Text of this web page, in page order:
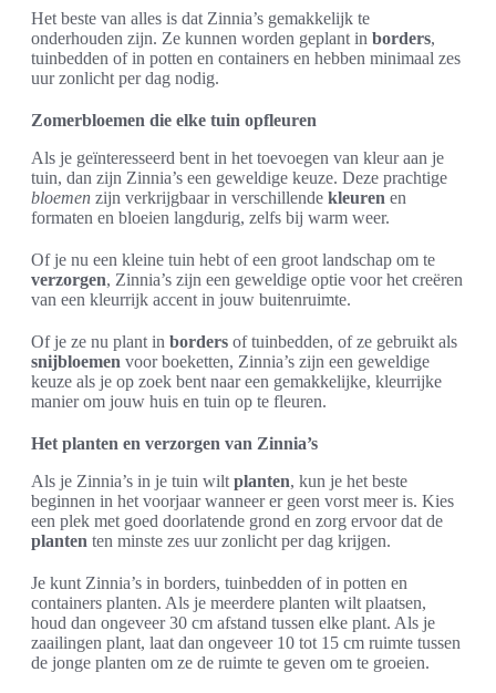
Het beste van alles is dat Zinnia’s gemakkelijk te
onderhouden zijn. Ze kunnen worden geplant in borders,
tuinbedden of in potten en containers en hebben minimaal zes
uur zonlicht per dag nodig.
Zomerbloemen die elke tuin opfleuren
Als je geïnteresseerd bent in het toevoegen van kleur aan je
tuin, dan zijn Zinnia’s een geweldige keuze. Deze prachtige
bloemen zijn verkrijgbaar in verschillende kleuren en
formaten en bloeien langdurig, zelfs bij warm weer.
Of je nu een kleine tuin hebt of een groot landschap om te
verzorgen, Zinnia’s zijn een geweldige optie voor het creëren
van een kleurrijk accent in jouw buitenruimte.
Of je ze nu plant in borders of tuinbedden, of ze gebruikt als
snijbloemen voor boeketten, Zinnia’s zijn een geweldige
keuze als je op zoek bent naar een gemakkelijke, kleurrijke
manier om jouw huis en tuin op te fleuren.
Het planten en verzorgen van Zinnia’s
Als je Zinnia’s in je tuin wilt planten, kun je het beste
beginnen in het voorjaar wanneer er geen vorst meer is. Kies
een plek met goed doorlatende grond en zorg ervoor dat de
planten ten minste zes uur zonlicht per dag krijgen.
Je kunt Zinnia’s in borders, tuinbedden of in potten en
containers planten. Als je meerdere planten wilt plaatsen,
houd dan ongeveer 30 cm afstand tussen elke plant. Als je
zaailingen plant, laat dan ongeveer 10 tot 15 cm ruimte tussen
de jonge planten om ze de ruimte te geven om te groeien.